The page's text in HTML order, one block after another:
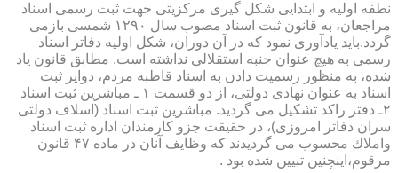
نطفه اولیه و ابتدایی شكل گیری مركزیتی جهت ثبت رسمی اسناد
مراجعان، به قانون ثبت اسناد مصوب سال ۱۲۹۰ شمسی بازمی
گردد.باید یادآوری نمود كه در آن دوران، شكل اولیه دفاتر اسناد
رسمی به هیچ عنوان جنبه استقلالی نداشته است. مطابق قانون یاد
شده، به منظور رسمیت دادن به اسناد قاطبه مردم، دوایر ثبت
اسناد به عنوان نهادی دولتی، از دو قسمت ۱ ـ مباشرین ثبت اسناد
۲ـ دفتر راكد تشكیل می گردید. مباشرین ثبت اسناد (اسلاف دولتی
سران دفاتر امروزی)، در حقیقت جزو كارمندان اداره ثبت اسناد
واملاك محسوب می گردیدند كه وظایف آنان در ماده ۴۷ قانون
مرقوم،اینچنین تبیین شده بود .